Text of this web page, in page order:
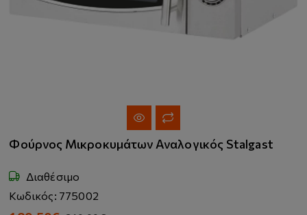
Φούρνος Μικροκυμάτων Αναλογικός Stalgast
Διαθέσιμο
Κωδικός: 775002